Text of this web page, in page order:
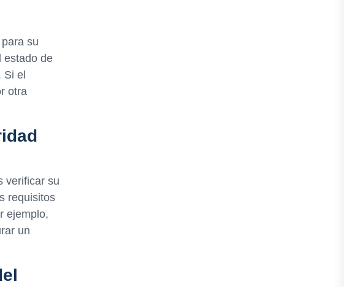
su
estado de
el
otra
verificar su
requisitos
ejemplo,
un